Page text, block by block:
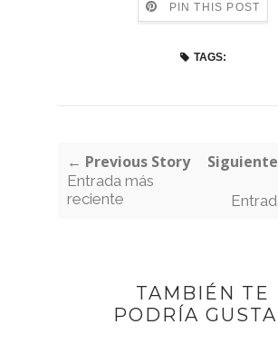
PIN THIS POST
TAGS:
← Previous Story
Entrada más
reciente
TAMBIÉN TE
PODRÍA